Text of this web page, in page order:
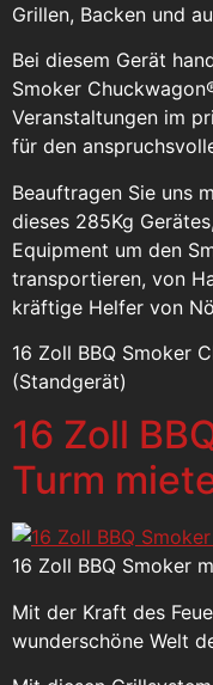
Grillen, Backen und
Bei diesem Gerät
Smoker
Veranstaltungen im
für den
Beauftragen Sie uns
dieses 285Kg
Equipment um den
transportieren, von
kräftige Helfer von
16 Zoll BBQ Smoker
(Standgerät)
16 Zoll
Turm
16 Zoll BBQ Smoker
Mit der Kraft des
wunderschöne Welt